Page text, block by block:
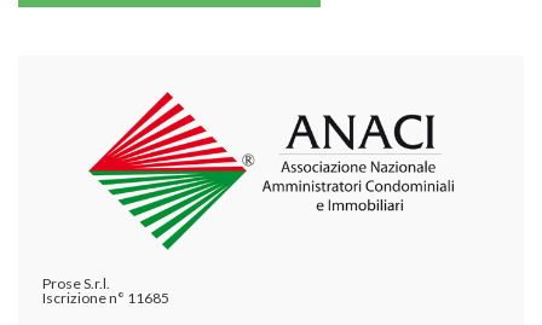
Prose S.r.l.
Iscrizione n° 11685